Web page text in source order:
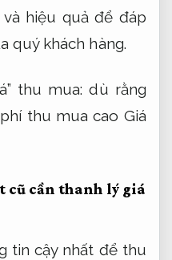
hiệu quả để đáp
quý khách hàng.
thu mua: dù rằng
thu mua cao Giá
cũ cần thanh lý giá
tin cậy nhất để thu